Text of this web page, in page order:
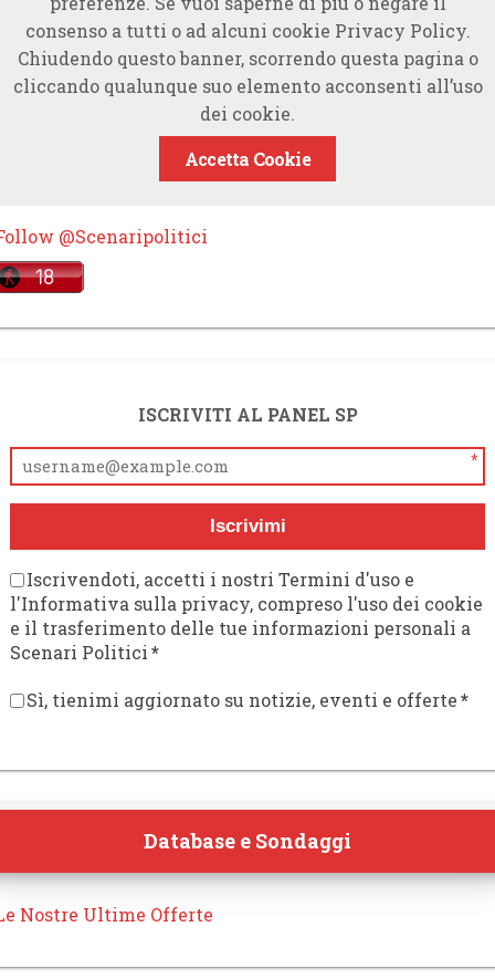
consenso a tutti o ad alcuni cookie Privacy Policy.
Chiudendo questo banner, scorrendo questa pagina o
cliccando qualunque suo elemento acconsenti all’uso
dei cookie.
Accetta Cookie
@Scenaripolitici
ISCRIVITI AL PANEL SP
*
Iscrivimi
Iscrivendoti, accetti i nostri Termini d'uso e
l'Informativa sulla privacy, compreso l'uso dei cookie
e il trasferimento delle tue informazioni personali a
Scenari Politici*
Sì, tienimi aggiornato su notizie, eventi e offerte*
Database e Sondaggi
Nostre Ultime Offerte